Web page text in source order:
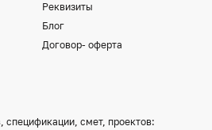
Реквизиты
Блог
Договор- оферта
спецификации, смет, проектов: